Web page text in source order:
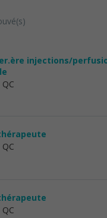
injections/
QC
QC
QC